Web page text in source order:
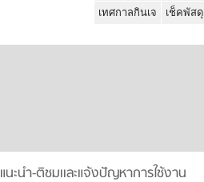
เทศกาลกินเจ
เช็คพัสดุ
แนะนำ-ติชมเเละแจ้งปัญหาการใช้งาน